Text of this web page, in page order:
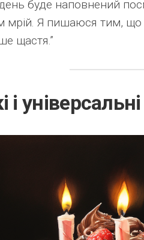
буде наповнений
мрій. Я пишаюся тим,
щастя.”
і